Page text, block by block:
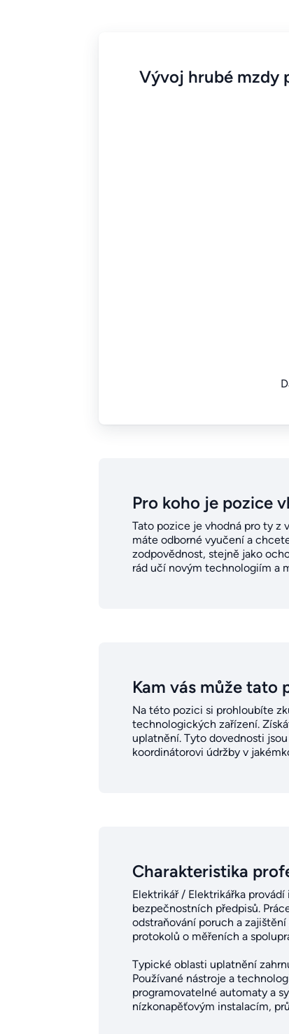
Vývoj hrubé mzdy
Pro koho je pozice
Tato pozice je vhodná pro ty z
máte odborné vyučení a
zodpovědnost, stejně jako
rád učí novým technologiím a
Kam vás může tato
Na této pozici si prohloubíte
technologických zařízení.
uplatnění. Tyto dovednosti
koordinátorovi údržby v
Charakteristika
Elektrikář / Elektrikářka
bezpečnostních předpisů.
odstraňování poruch a
protokolů o měřeních a
Typické oblasti uplatnění
Používané nástroje a
programovatelné automaty a
nízkonapěťovým instalacím,